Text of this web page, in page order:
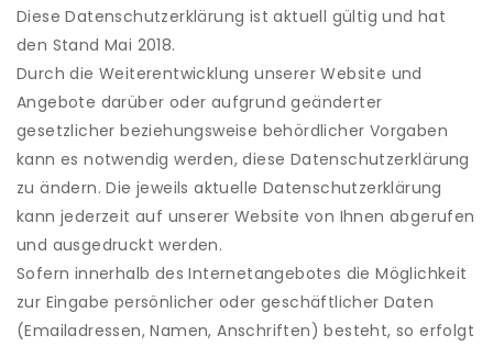
Diese Datenschutzerklärung ist aktuell gültig und hat
den Stand Mai 2018.
Durch die Weiterentwicklung unserer Website und
Angebote darüber oder aufgrund geänderter
gesetzlicher beziehungsweise behördlicher Vorgaben
kann es notwendig werden, diese Datenschutzerklärung
zu ändern. Die jeweils aktuelle Datenschutzerklärung
kann jederzeit auf unserer Website von Ihnen abgerufen
und ausgedruckt werden.
Sofern innerhalb des Internetangebotes die Möglichkeit
zur Eingabe persönlicher oder geschäftlicher Daten
(Emailadressen, Namen, Anschriften) besteht, so erfolgt